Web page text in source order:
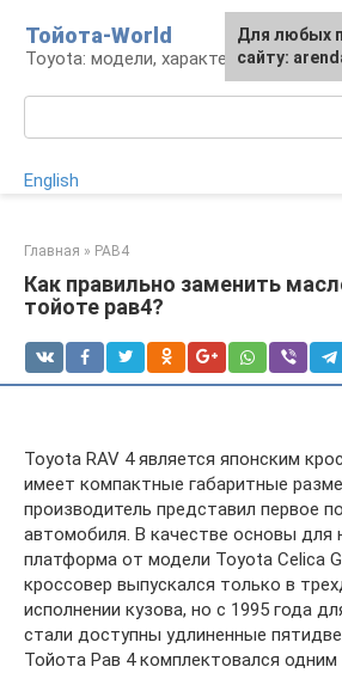
контенту
Тойота-World
Toyota: модели, характеристики,
English
Главная » РАВ4
Как правильно заменить
тойоте рав4?
Toyota RAV 4 является японским
имеет компактные габаритные
производитель представил первое
автомобиля. В качестве основы для
платформа от модели Toyota Celica
кроссовер выпускался только в
исполнении кузова, но с 1995 года
стали доступны удлиненные
Тойота Рав 4 комплектовался одним
Для любых
сайту: